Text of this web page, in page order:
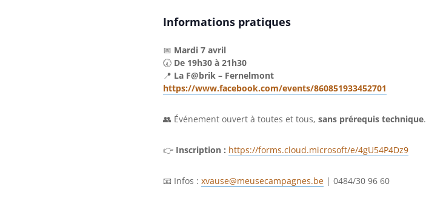
Informations pratiques
📅 Mardi 7 avril
🕢 De 19h30 à 21h30
📍 La F@brik – Fernelmont
https://www.facebook.com/events/860851933452701
👥 Événement ouvert à toutes et tous, sans prérequis technique.
👉 Inscription : https://forms.cloud.microsoft/e/4gU54P4Dz9
📧 Infos : xvause@meusecampagnes.be| 0484/30 96 60